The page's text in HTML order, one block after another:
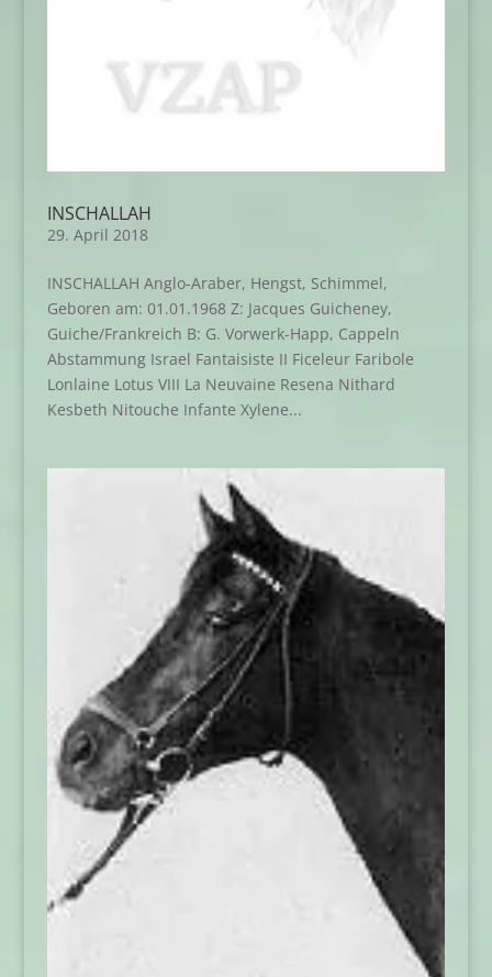
INSCHALLAH
29. April 2018
INSCHALLAH Anglo-Araber, Hengst, Schimmel,
Geboren am: 01.01.1968 Z: Jacques Guicheney,
Guiche/Frankreich B: G. Vorwerk-Happ, Cappeln
Abstammung Israel Fantaisiste II Ficeleur Faribole
Lonlaine Lotus VIII La Neuvaine Resena Nithard
Kesbeth Nitouche Infante Xylene...